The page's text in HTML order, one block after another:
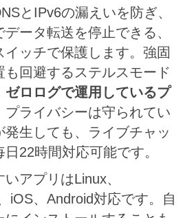
とIPv6の漏えいを防ぎ、
ータ転送を停止できる、
イッチで保護します。強固
も回避するステルスモード
ゼロログで運用しているプ
プライバシーは守られてい
生しても、ライブチャッ
22時間対応可能です。
アプリはLinux、
iOS、Android対応です。自